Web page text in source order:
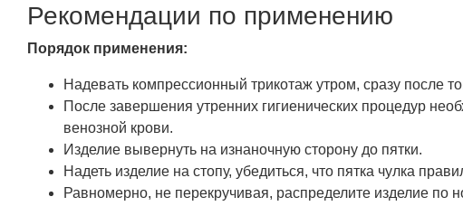
Рекомендации по применению
Порядок применения:
Надевать компрессионный трикотаж утром, сразу после
После завершения утренних гигиенических процедур
венозной крови.
Изделие вывернуть на изнаночную сторону до пятки.
Надеть изделие на стопу, убедиться, что пятка чулка
Равномерно, не перекручивая, распределите изделие по